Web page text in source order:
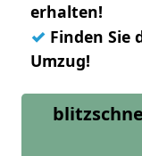
erhalten!
✓ Finden Sie
Umzug!